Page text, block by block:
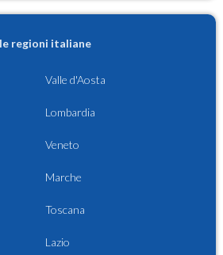
regioni italiane
Valle d'Aosta
Lombardia
Veneto
Marche
Toscana
Lazio